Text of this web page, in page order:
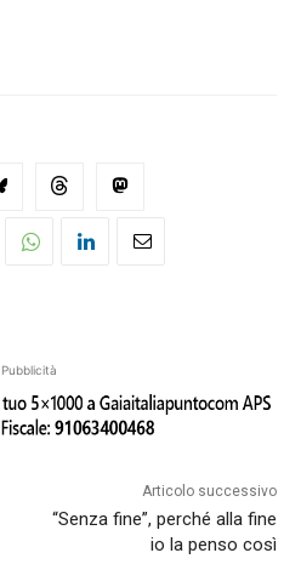
Pubblicità
Articolo successivo
“Senza fine”, perché alla fine
io la penso così